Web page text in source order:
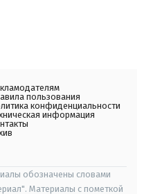
пользования
конфиденциальности
информация
обозначены словами
Материалы с пометкой